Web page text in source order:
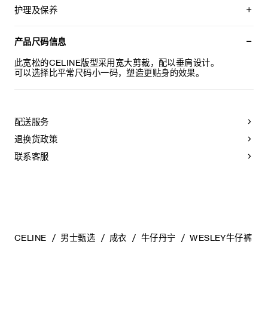
宽松版型
5个口袋
腰部背面设有贴饰
宽边
镌刻CELINE JEANS标识的纽扣
护理及保养
仅使用不含漂白剂的洗衣产品。
最高熨烫温度：110°C / 230°F
不可使用蒸汽。
产品尺码信息
此宽松的CELINE版型采用宽大剪裁，配以垂肩设计。
可以选择比平常尺码小一码，塑造更贴身的效果。
配送服务
退换货政策
联系客服
CELINE 男士甄选 成衣 牛仔丹宁 WESLEY牛仔裤